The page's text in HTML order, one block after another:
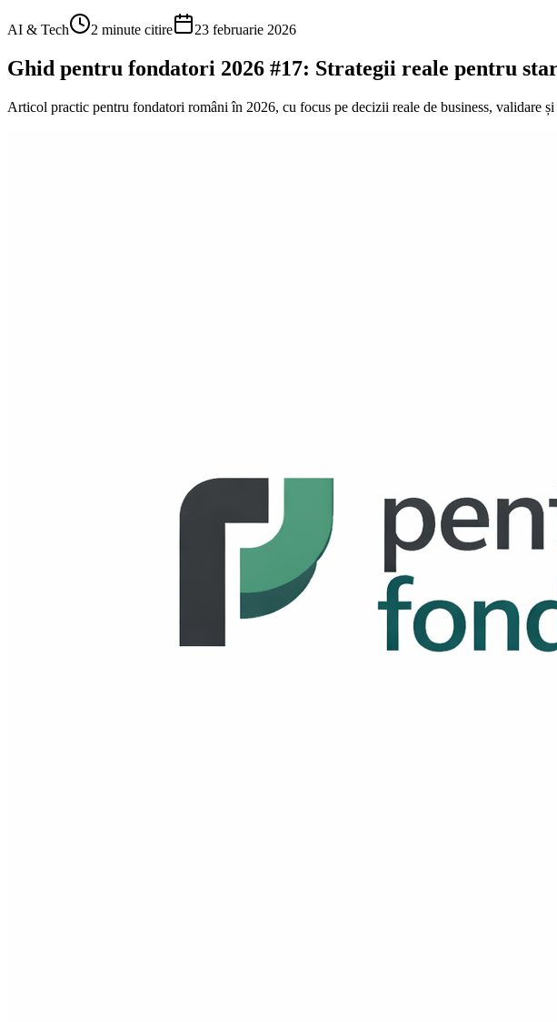
AI & Tech 2 minute citire 23 februarie 2026
Ghid pentru fondatori 2026 #17: Strategii reale pentru
Articol practic pentru fondatori români în 2026, cu focus pe decizii reale de business, validare și